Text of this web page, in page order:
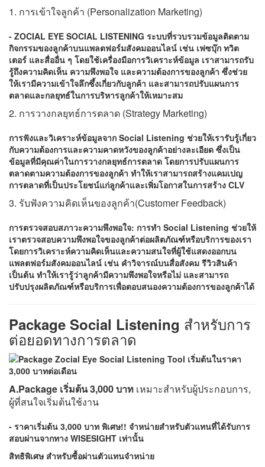
1. การเข้าใจลูกค้า (Personalization Marketing)
- ZOCIAL EYE SOCIAL LISTENING ระบบที่รวบรวมข้อมูลติดตาม
กิจกรรมของลูกค้าบนแพลตฟอร์มสังคมออนไลน์ เช่น เฟซบุ๊ก ทวิต
เตอร์ และสื่ออื่น ๆ โดยใช้เครื่องมือการวิเคราะห์ข้อมูล เราสามารถรับ
รู้ถึงความคิดเห็น ความพึงพอใจ และความต้องการของลูกค้า ซึ่งช่วย
ให้เรามีความเข้าใจลึกซึ้งเกี่ยวกับลูกค้า และสามารถปรับแผนการ
ตลาดและกลยุทธ์ในการบริหารลูกค้าให้เหมาะสม
2. การวางกลยุทธ์การตลาด (Strategy Marketing)
การฟังและวิเคราะห์ข้อมูลจาก Social Listening ช่วยให้เรารับรู้เกี่ยว
กับความต้องการและความคาดหวังของลูกค้าอย่างละเอียด ซึ่งเป็น
ข้อมูลที่มีคุณค่าในการวางกลยุทธ์การตลาด โดยการปรับแผนการ
ตลาดตามความต้องการของลูกค้า ทำให้เราสามารถสร้างแคมเปญ
การตลาดที่เป็นประโยชน์แก่ลูกค้าและเพิ่มโอกาสในการสร้าง CLV
3. รับฟังความคิดเห็นของลูกค้า(Customer Feedback)
การตรวจสอบสภาวะความพึงพอใจ: การทำ Social Listening ช่วยให้
เราตรวจสอบความพึงพอใจของลูกค้าต่อผลิตภัณฑ์หรือบริการของเรา
โดยการวิเคราะห์ความคิดเห็นและความสนใจที่ผู้ใช้แสดงออกบน
แพลตฟอร์มสังคมออนไลน์ เช่น คำวิจารณ์บนสื่อสังคม รีวิวสินค้า
เป็นต้น ทำให้เรารู้ว่าลูกค้ามีความพึงพอใจหรือไม่ และสามารถ
ปรับปรุงผลิตภัณฑ์หรือบริการเพื่อตอบสนองความต้องการของลูกค้าได้
Package Social Listening สำหรับการ
ต่อยอดทางการตลาด
A.Package เริ่มต้น 3,000 บาท เหมาะสำหรับผู้ประกอบการ,
ผู้ที่สนใจเริ่มต้นใช้งาน
- ราคาเริ่มต้น 3,000 บาท พิเศษ!! จำหน่ายสำหรับตัวแทนที่ได้รับการ
สอบผ่านจากทาง WISESIGHT เท่านั้น
สิทธิพิเศษ สำหรับซื้อผ่านตัวแทนจำหน่าย